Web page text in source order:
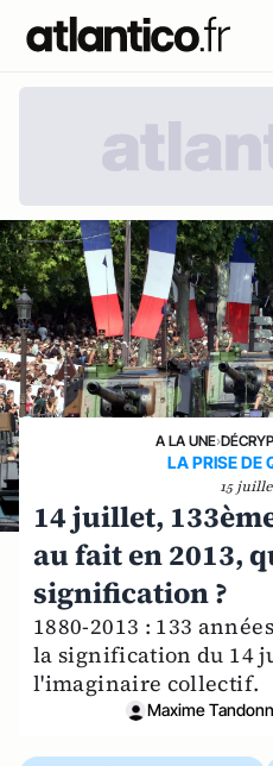
A LA UNE›
LA PRISE DE
15
14 juillet,
au fait en 2013,
signification ?
1880-2013 : 133
la signification du 14
l'imaginaire collectif.
Maxime